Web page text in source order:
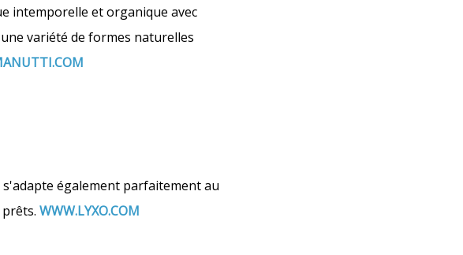
intemporelle et organique avec
variété de formes naturelles
également parfaitement au
WWW.LYXO.COM